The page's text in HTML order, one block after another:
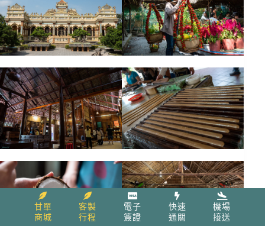
甘單
商城
客製
行程
電子
簽證
快速
通關
機場
接送